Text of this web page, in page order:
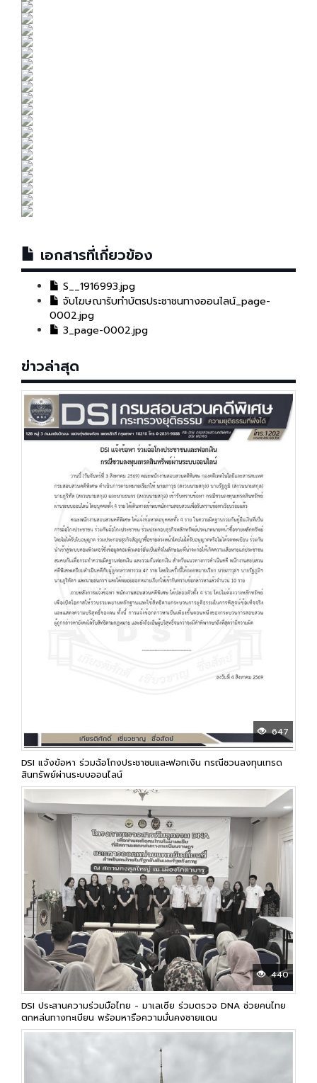
เอกสารที่เกี่ยวข้อง
S__1916993.jpg
จับโฆษณารับทำบัตรประชาชนทางออนไลน์_page-
0002.jpg
3_page-0002.jpg
ข่าวล่าสุด
647
DSI แจ้งข้อหา ร่วมฉ้อโกงประชาชนและฟอกเงิน กรณีชวนลงทุนเทรด
สินทรัพย์ผ่านระบบออนไลน์
440
DSI ประสานความร่วมมือไทย - มาเลเซีย ร่วมตรวจ DNA ช่วยคนไทย
ตกหล่นทางทะเบียน พร้อมหารือความมั่นคงชายแดน